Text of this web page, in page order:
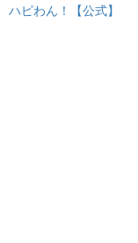
ハピわん！【公式】